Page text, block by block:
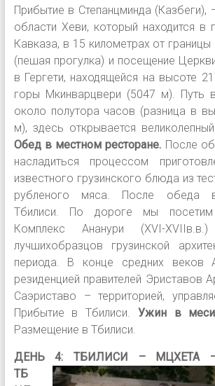
Прибытие в Степанцминда (Казбеги),
области Хеви, который находится в
Кавказа, в 15 километрах от границы
(пешая прогулка) и посещение
в Гергети, находящейся на высоте
горы Мкинварцвери (5047 м). Путь
около полутора часов (разница в
м), здесь открывается
Обед в местном ресторане. После
насладиться процессом
известного грузинского блюда из
рубленого мяса. После обеда
Тбилиси. По дороге мы посетим
Комплекс Ананури (XVI-
лучшихобразцов грузинской
периода. В конце средних веков
резиденцией правителей Эриставов
Саэриставо – территорией,
Прибытие в Тбилиси. Ужин в
Размещение в Тбилиси.
ДЕНЬ 4:ТБИЛИСИ – МЦХЕТА
ТБ